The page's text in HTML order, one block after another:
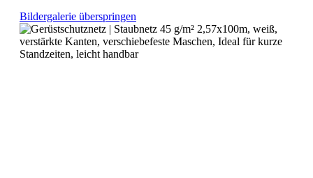
Bildergalerie überspringen